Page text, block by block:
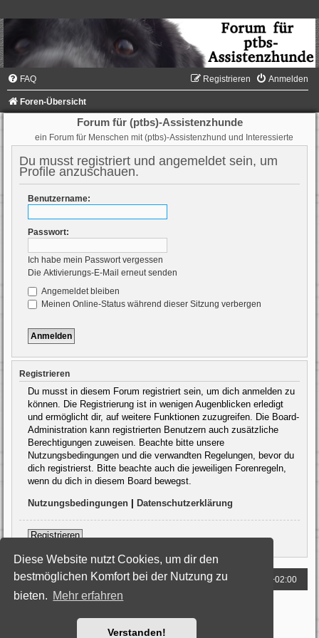
Diese Website nutzt Cookies, um dir den
bestmöglichen Komfort bei der Nutzung zu
bieten. Mehr erfahren
Verstanden!
FAQ Anmelden
Registrieren
Foren-Übersicht
Forum für (ptbs)-Assistenzhunde
ein Forum für Menschen mit (ptbs)-Assistenzhund und Interessierte
Du musst registriert und angemeldet sein, um
Profile anzuschauen.
Benutzername:
Passwort:
Ich habe mein Passwort vergessen
Die Aktivierungs-E-Mail erneut senden
Angemeldet bleiben
Meinen Online-Status während dieser Sitzung verbergen
Registrieren
Du musst in diesem Forum registriert sein, um dich anmelden zu
können. Die Registrierung ist in wenigen Augenblicken erledigt
und ermöglicht dir, auf weitere Funktionen zuzugreifen. Die Board-
Administration kann registrierten Benutzern auch zusätzliche
Berechtigungen zuweisen. Beachte bitte unsere
Nutzungsbedingungen und die verwandten Regelungen, bevor du
dich registrierst. Bitte beachte auch die jeweiligen Forenregeln,
wenn du dich in diesem Board bewegst.
Nutzungsbedingungen Datenschutzerklärung
Registrieren
Foren-Übersicht Alle Zeiten sind UTC+02:00
Powered byphpBB® Forum Software © phpBB Limited